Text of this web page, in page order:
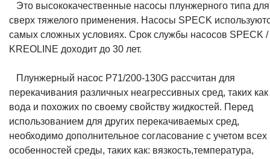
Это высококачественные насосы плунжерного типа для
сверх тяжелого применения. Насосы SPECK
самых сложных условиях. Срок службы насосов SPECK /
KREOLINE доходит до 30 лет.
Плунжерный насос P71/200-130G рассчитан для
перекачивания различных неагрессивных сред, таких как
вода и похожих по своему свойству жидкостей. Перед
использованием для других перекачиваемых сред,
необходимо дополнительное согласование с учетом всех
особенностей среды, таких как: вязкость,температура,